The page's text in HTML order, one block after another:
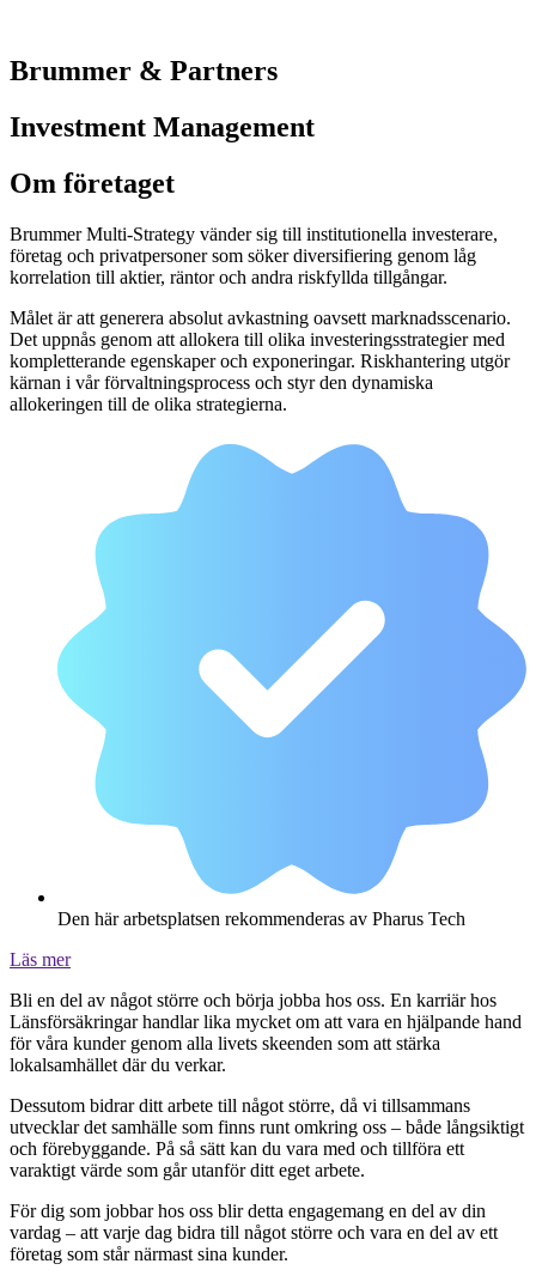
Brummer & Partners
Investment Management
Om företaget
Brummer Multi-Strategy vänder sig till institutionella investerare,
företag och privatpersoner som söker diversifiering genom låg
korrelation till aktier, räntor och andra riskfyllda tillgångar.
Målet är att generera absolut avkastning oavsett marknadsscenario.
Det uppnås genom att allokera till olika investeringsstrategier med
kompletterande egenskaper och exponeringar. Riskhantering utgör
kärnan i vår förvaltningsprocess och styr den dynamiska
allokeringen till de olika strategierna.
Den här arbetsplatsen rekommenderas av Pharus Tech
Läs mer
Bli en del av något större och börja jobba hos oss. En karriär hos
Länsförsäkringar handlar lika mycket om att vara en hjälpande hand
för våra kunder genom alla livets skeenden som att stärka
lokalsamhället där du verkar.
Dessutom bidrar ditt arbete till något större, då vi tillsammans
utvecklar det samhälle som finns runt omkring oss – både långsiktigt
och förebyggande. På så sätt kan du vara med och tillföra ett
varaktigt värde som går utanför ditt eget arbete.
För dig som jobbar hos oss blir detta engagemang en del av din
vardag – att varje dag bidra till något större och vara en del av ett
företag som står närmast sina kunder.